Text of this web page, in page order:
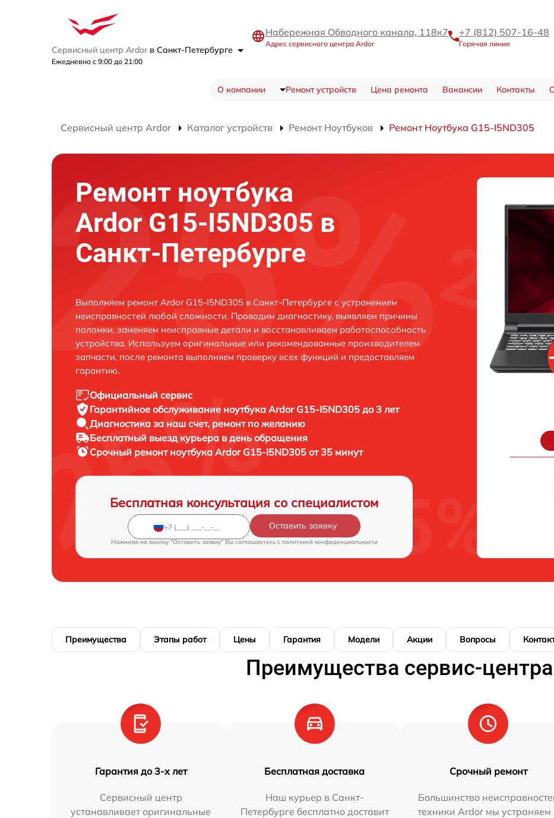
Сервисный центр Ardor в Санкт-Петербурге
Ежедневно с 9:00 до 21:00
Набережная Обводного канала, 118к7
Адрес сервисного центра Ardor
+7 (812) 507-16-48
Горячая линия
О компании Ремонт устройств Цена ремонта Вакансии Контакты
Сервисный центр Ardor Каталог устройств Ремонт Ноутбуков Ремонт Ноутбука G15-I5ND305
Ремонт ноутбука
Ardor G15-I5ND305 в
Санкт-Петербурге
Выполняем ремонт Ardor G15-I5ND305 в Санкт-Петербурге с устранением
неисправностей любой сложности. Проводим диагностику, выявляем причины
поломки, заменяем неисправные детали и восстанавливаем работоспособность
устройства. Используем оригинальные или рекомендованные производителем
запчасти, после ремонта выполняем проверку всех функций и предоставляем
гарантию.
Официальный сервис
Гарантийное обслуживание ноутбука Ardor G15-I5ND305 до 3 лет
Диагностика за наш счет, ремонт по желанию
Бесплатный выезд курьера в день обращения
Срочный ремонт ноутбука Ardor G15-I5ND305 от 35 минут
Бесплатная консультация со специалистом
Оставить заявку
Нажимая на кнопку "Оставить заявку" Вы соглашаетесь c политикой конфиденциальности
Преимущества Этапы работ Цены Гарантия Модели Акции Вопросы
Преимущества сервис-центра
Гарантия до 3-х лет
Сервисный центр
устанавливает оригинальные
Бесплатная доставка
Наш курьер в Санкт-
Петербурге бесплатно доставит
Срочный ремонт
Большинство
техники Ardor мы устраняем